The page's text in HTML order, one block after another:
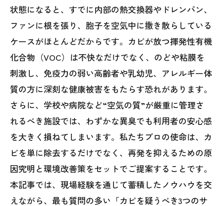
状態になると、すでに内部の熱交換器やドレンパン、
ファンに根を張り、胞子を空気中に撒き散らしている
ケースがほとんどだからです。カビが放つ揮発性有機
化合物（VOC）は不快なだけでなく、のどや粘膜を
刺激し、免疫力の弱い高齢者や乳幼児、アレルギー体
質の方に深刻な健康被害をもたらす恐れがあります。
さらに、学校や病院など“空気の質”が厳重に管理さ
れるべき施設では、わずかな異臭でも利用者の安心感
を大きく損ねてしまいます。私たちプロの使命は、カ
ビを単に除去するだけでなく、再発を抑えるための原
因究明と環境改善策をセットでご提案することです。
本記事では、現場経験を通じて蓄積したノウハウを交
えながら、最も質問の多い「カビを疑うべき3つのサ